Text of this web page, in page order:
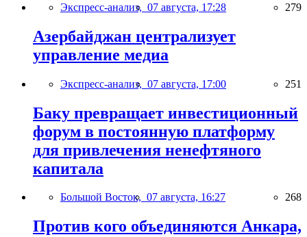
Экспресс-анализ, 07 августа, 17:28 279
Азербайджан централизует
управление медиа
Экспресс-анализ, 07 августа, 17:00 251
Баку превращает инвестиционный
форум в постоянную платформу
для привлечения ненефтяного
капитала
Большой Восток, 07 августа, 16:27 268
Против кого объединяются Анкара,